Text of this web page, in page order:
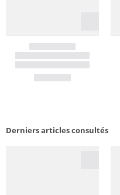
Derniers articles consultés